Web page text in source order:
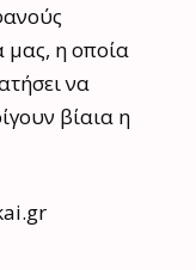
μας, η οποία
να
βίαια η